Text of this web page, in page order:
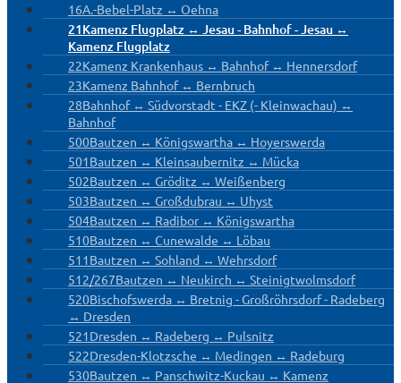
16A.-Bebel-Platz ↔ Oehna
21Kamenz Flugplatz ↔ Jesau - Bahnhof - Jesau ↔
Kamenz Flugplatz
22Kamenz Krankenhaus ↔ Bahnhof ↔ Hennersdorf
23Kamenz Bahnhof ↔ Bernbruch
28Bahnhof ↔ Südvorstadt - EKZ (- Kleinwachau) ↔
Bahnhof
500Bautzen ↔ Königswartha ↔ Hoyerswerda
501Bautzen ↔ Kleinsaubernitz ↔ Mücka
502Bautzen ↔ Gröditz ↔ Weißenberg
503Bautzen ↔ Großdubrau ↔ Uhyst
504Bautzen ↔ Radibor ↔ Königswartha
510Bautzen ↔ Cunewalde ↔ Löbau
511Bautzen ↔ Sohland ↔ Wehrsdorf
512/267Bautzen ↔ Neukirch ↔ Steinigtwolmsdorf
520Bischofswerda ↔ Bretnig - Großröhrsdorf - Radeberg
↔ Dresden
521Dresden ↔ Radeberg ↔ Pulsnitz
522Dresden-Klotzsche ↔ Medingen ↔ Radeburg
530Bautzen ↔ Panschwitz-Kuckau ↔ Kamenz